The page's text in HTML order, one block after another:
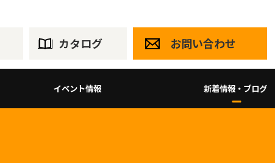
カタログ お問い合わせ
イベント情報 新着情報・ブログ